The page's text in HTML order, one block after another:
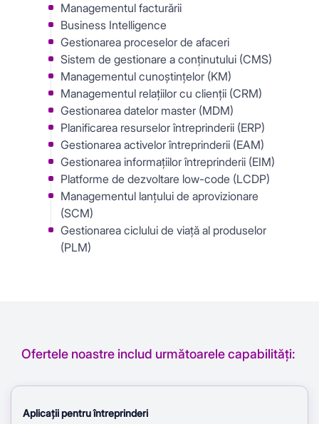
Managementul facturării
Business Intelligence
Gestionarea proceselor de afaceri
Sistem de gestionare a conținutului (CMS)
Managementul cunoștințelor (KM)
Managementul relațiilor cu clienții (CRM)
Gestionarea datelor master (MDM)
Planificarea resurselor întreprinderii (ERP)
Gestionarea activelor întreprinderii (EAM)
Gestionarea informațiilor întreprinderii (EIM)
Platforme de dezvoltare low-code (LCDP)
Managementul lanțului de aprovizionare
(SCM)
Gestionarea ciclului de viață al produselor
(PLM)
Ofertele noastre includ următoarele capabilități:
Aplicații pentru întreprinderi